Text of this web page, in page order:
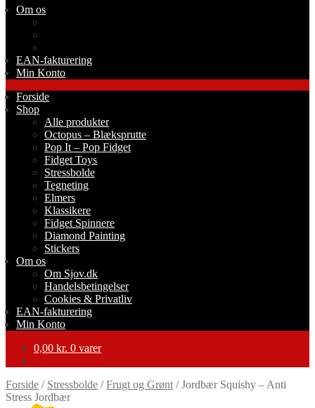
Om os
EAN-fakturering
Min Konto
Forside
Shop
Alle produkter
Octopus – Blæksprutte
Pop It – Pop Fidget
Fidget Toys
Stressbolde
Tegneting
Elmers
Klassikere
Fidget Spinnere
Diamond Painting
Stickers
Om os
Om Sjov.dk
Handelsbetingelser
Cookies & Privatliv
EAN-fakturering
Min Konto
0,00 kr. 0 varer
Forside / Stressbolde /Frugt og Grønt /Jordbær Squishy – Anti
Stress Jordbær